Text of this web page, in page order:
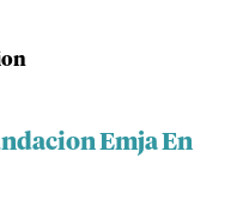
Emja En